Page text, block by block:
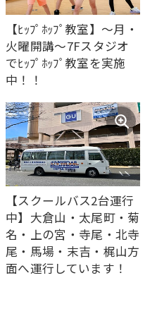
【ﾋｯﾌﾟﾎｯﾌﾟ教室】～月・
火曜開講～7Fスタジオ
でﾋｯﾌﾟﾎｯﾌﾟ教室を実施
中！！
【スクールバス2台運行
中】大倉山・太尾町・菊
名・上の宮・寺尾・北寺
尾・馬場・末吉・梶山方
面へ運行しています！
translation
service,
the
Japanese
version
of
this
website
will
be
translated
mechanically,